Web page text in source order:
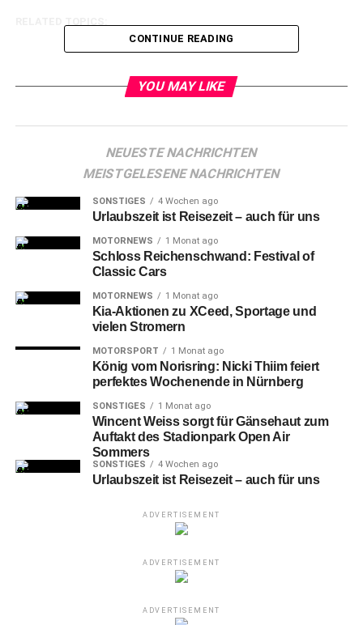
CONTINUE READING
YOU MAY LIKE
NEUESTE NACHRICHTEN
MEISTGELESENE NACHRICHTEN
SONSTIGES 4 Wochen ago
Urlaubszeit ist Reisezeit – auch für uns
MOTORNEWS 1 Monat ago
Schloss Reichenschwand: Festival of
Classic Cars
MOTORNEWS 1 Monat ago
Kia-Aktionen zu XCeed, Sportage und
vielen Stromern
MOTORSPORT 1 Monat ago
König vom Norisring: Nicki Thiim feiert
perfektes Wochenende in Nürnberg
SONSTIGES 1 Monat ago
Wincent Weiss sorgt für Gänsehaut zum
Auftakt des Stadionpark Open Air
Sommers
SONSTIGES 4 Wochen ago
Urlaubszeit ist Reisezeit – auch für uns
ADVERTISEMENT
ADVERTISEMENT
ADVERTISEMENT